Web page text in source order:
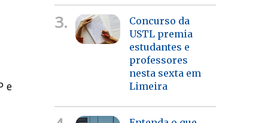
e
3.
Concurso da
USTL premia
estudantes e
professores
nesta sexta em
Limeira